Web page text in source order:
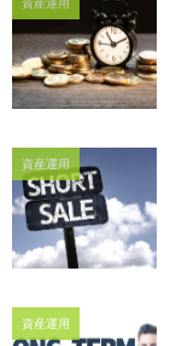
資産運用
資産運用
資産運用